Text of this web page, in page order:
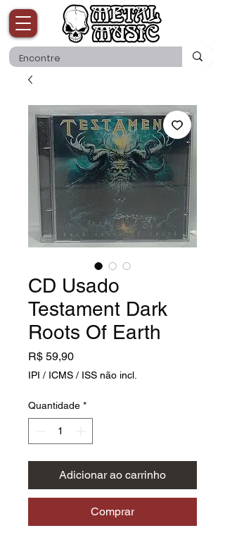
CD Usado
Testament Dark
Roots Of Earth
R$ 59,90Preço
IPI / ICMS / ISS não incl.
Quantidade *
Adicionar ao carrinho
Comprar